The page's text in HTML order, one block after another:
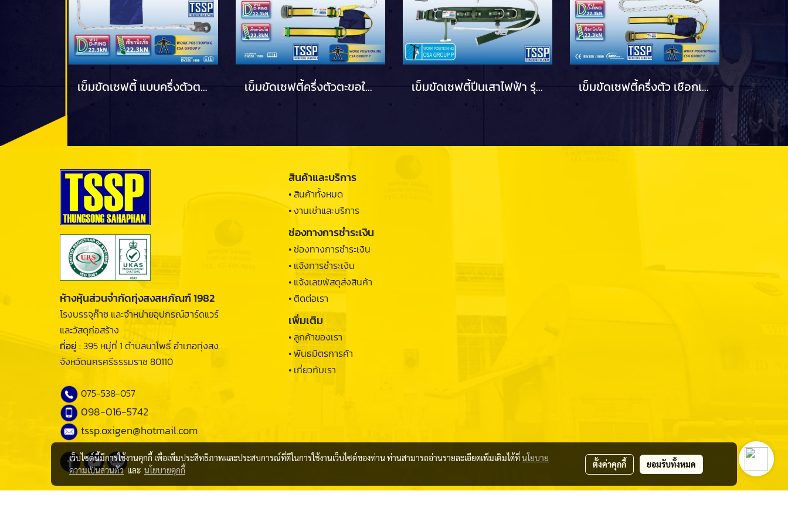
เข็มขัดเซฟตี้ แบบครึ่งตัวตะขอเล็ก รุ่น W737 YAMADA เข็มขัดเซฟตี้ครึ่งตัวตะขอใหญ่ รุ่น W737B YAMADA เข็มขัดเซฟตี้ปีนเสาไฟฟ้า รุ่น L667 YAMADA เข็มขัดเซฟตี้ครึ่งตัว เชือกเส้นคู่ตะขอใหญ่ W737BR2 YAMADA
ห้างหุ้นส่วนจำกัดทุ่งสงสหภัณฑ์ 1982
โรงบรรจุก๊าซ และจำหน่ายอุปกรณ์ฮาร์ดแวร์
และวัสดุก่อสร้าง
ที่อยู่ :395 หมู่ที่ 1 ตำบลนาโพธิ์ อำเภอทุ่งสง
จังหวัดนครศรีธรรมราช 80110
075-538-057
098-016-5742
tssp.oxigen@hotmail.com
สินค้าและบริการ
• สินค้าทั้งหมด
• งานเช่าและบริการ
ช่องทางการชำระเงิน
• ช่องทางการชำระเงิน
• แจ้งการชำระเงิน
• แจ้งเลขพัสดุส่งสินค้า
• ติดต่อเรา
เพิ่มเติม
• ลูกค้าของเรา
• พันธมิตรการค้า
• เกี่ยวกับเรา
เว็บไซต์นี้มีการใช้งานคุกกี้ เพื่อเพิ่มประสิทธิภาพและประสบการณ์ที่ดีในการใช้งานเว็บไซต์ของท่าน ท่านสามารถอ่านรายละเอียดเพิ่มเติมได้ที่นโยบาย
ความเป็นส่วนตัวและ นโยบายคุกกี้
ตั้งค่าคุกกี้ ยอมรับทั้งหมด